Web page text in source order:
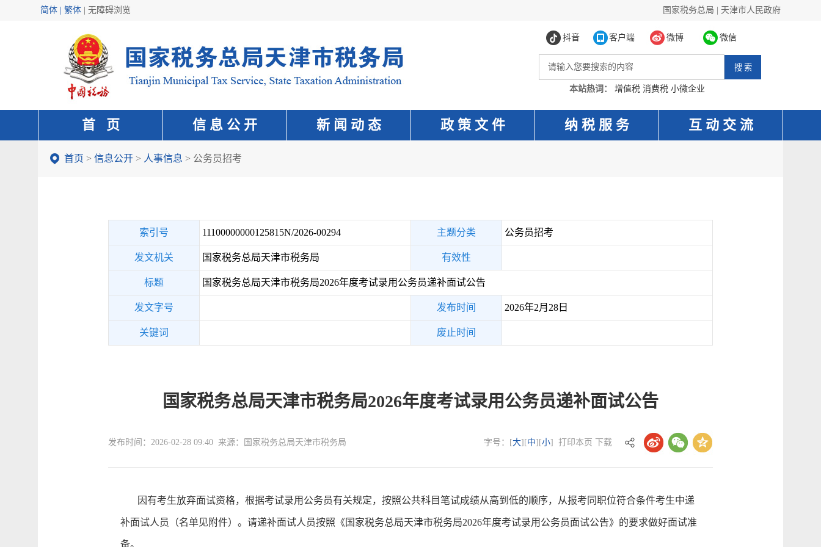
简体 | 繁体 无障碍浏览 国家税务总局 天津市人民政府
抖音 客户端 微博 微信
本站热词： 增值税 消费税 小微企业
首 页 信 息 公 开 新 闻 动 态 政 策 文 件 纳 税 服 务 互 动 交 流
首页 > 信息公开 > 人事信息 > 公务员招考
索引号 11100000000125815N/2026-00294 主题分类 公务员招考
发文机关 国家税务总局天津市税务局 有效性
标题 国家税务总局天津市税务局2026年度考试录用公务员递补面试公告
发文字号 发布时间 2026年2月28日
关键词 废止时间
国家税务总局天津市税务局2026年度考试录用公务员递补面试公告
发布时间：2026-02-28 09:40 来源：国家税务总局天津市税务局 字号：[大][中][小] 打印本页 下载
因有考生放弃面试资格，根据考试录用公务员有关规定，按照公共科目笔试成绩从高到低的顺序，从报考同职位符合条件考生中递
补面试人员（名单见附件）。请递补面试人员按照《国家税务总局天津市税务局2026年度考试录用公务员面试公告》的要求做好面试准
备。